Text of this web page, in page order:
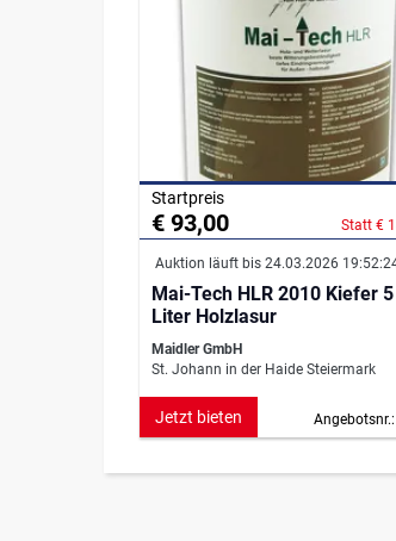
Startpreis
€ 93,00 Statt €
Auktion läuft bis 24.03.2026
Mai-Tech HLR 2010 Kiefer 5
Liter Holzlasur
Maidler GmbH
St. Johann in der Haide Steiermark
Jetzt bieten